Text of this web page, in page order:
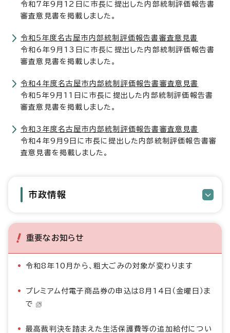
令和7年9月12日に市長に提出した内部統制評価報告書
審査意見書を掲載しました。
令和5年度名古屋市内部統制評価報告書審査意見書
令和6年9月13日に市長に提出した内部統制評価報告書
審査意見書を掲載しました。
令和4年度名古屋市内部統制評価報告書審査意見書
令和5年9月11日に市長に提出した内部統制評価報告書
審査意見書を掲載しました。
令和3年度名古屋市内部統制評価報告書審査意見書
令和4年9月9日に市長に提出した内部統制評価報告書審
査意見書を掲載しました。
市政情報
重要なお知らせ
令和8年10月から、粗大ごみの対象が変わります
プレミアム付電子商品券の申込は8月14日（金曜日）ま
で
最高裁判決を踏まえた生活保護費等の追加給付につい